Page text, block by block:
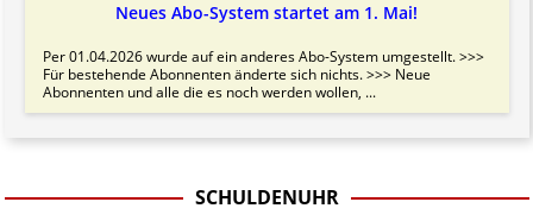
Neues Abo-System startet am 1. Mai!
Per 01.04.2026 wurde auf ein anderes Abo-System umgestellt. >>>
Für bestehende Abonnenten änderte sich nichts. >>> Neue
Abonnenten und alle die es noch werden wollen, ...
SCHULDENUHR